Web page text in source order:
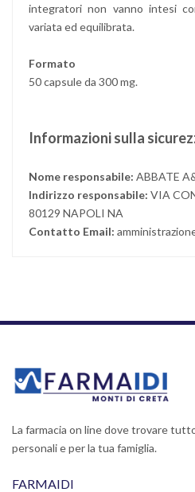
integratori non vanno intesi
variata ed equilibrata.
Formato
50 capsule da 300 mg.
Informazioni sulla
Nome responsabile: ABBATE
Indirizzo responsabile: VIA
80129 NAPOLI NA
Contatto Email:
La farmacia on line dove trovare
personali e per la tua famiglia.
FARMAIDI